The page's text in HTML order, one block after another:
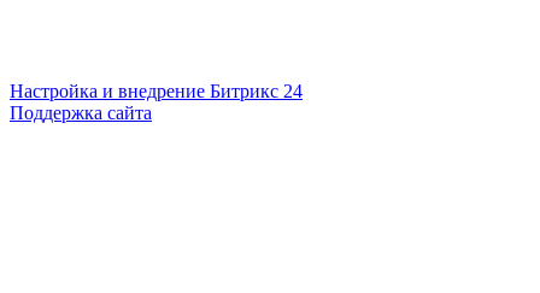
Настройка и внедрение Битрикс 24
Поддержка сайта